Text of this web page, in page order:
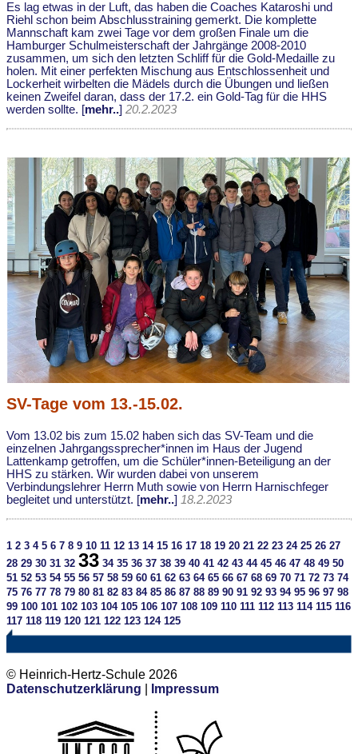
Es lag etwas in der Luft, das haben die Coaches Kataroshi und
Riehl schon beim Abschlusstraining gemerkt. Die komplette
Mannschaft kam zwei Tage vor dem großen Finale um die
Hamburger Schulmeisterschaft der Jahrgänge 2008-2010
zusammen, um sich den letzten Schliff für die Gold-Medaille zu
holen. Mit einer perfekten Mischung aus Entschlossenheit und
Lockerheit wirbelten die Mädels durch die Übungen und ließen
keinen Zweifel daran, dass der 17.2. ein Gold-Tag für die HHS
werden sollte. [mehr..] 20.2.2023
SV-Tage vom 13.-15.02.
Vom 13.02 bis zum 15.02 haben sich das SV-Team und die
einzelnen Jahrgangssprecher*innen im Haus der Jugend
Lattenkamp getroffen, um die Schüler*innen-Beteiligung an der
HHS zu stärken. Wir wurden dabei von unserem
Verbindungslehrer Herrn Muth sowie von Herrn Harnischfeger
begleitet und unterstützt. [mehr..] 18.2.2023
1 2 3 4 5 6 7 8 9 10 11 12 13 14 15 16 17 18 19 20 21 22 23 24 25 26 27
28 29 30 31 32 33 34 35 36 37 38 39 40 41 42 43 44 45 46 47 48 49 50
51 52 53 54 55 56 57 58 59 60 61 62 63 64 65 66 67 68 69 70 71 72 73 74
75 76 77 78 79 80 81 82 83 84 85 86 87 88 89 90 91 92 93 94 95 96 97 98
99 100 101 102 103 104 105 106 107 108 109 110 111 112 113 114 115 116
117 118 119 120 121 122 123 124 125
© Heinrich-Hertz-Schule 2026
Datenschutzerklärung
Impressum